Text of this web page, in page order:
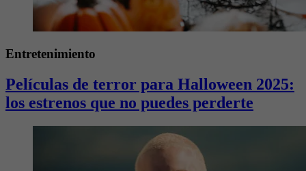
Entretenimiento
Películas de terror para Halloween 2025:
los estrenos que no puedes perderte